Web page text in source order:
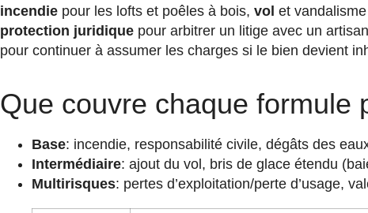
incendie pour les lofts et poêles à bois, vol et
protection juridique pour arbitrer un litige avec un
pour continuer à assumer les charges si le bien devient
Que couvre chaque formule
Base: incendie, responsabilité civile, dégâts des
Intermédiaire: ajout du vol, bris de glace étendu
Multirisques: pertes d’exploitation/perte d’usage,